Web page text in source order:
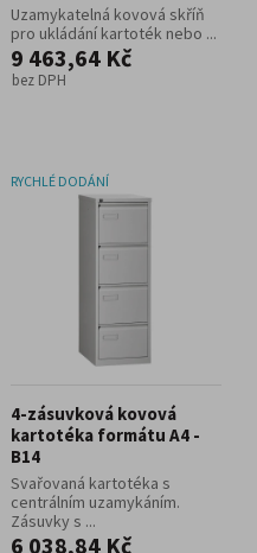
Uzamykatelná kovová skříň
pro ukládání kartoték nebo ...
9 463,64 Kč
bez DPH
RYCHLÉ DODÁNÍ
4-zásuvková kovová
kartotéka formátu A4 -
B14
Svařovaná kartotéka s
centrálním uzamykáním.
Zásuvky s ...
6 038,84 Kč